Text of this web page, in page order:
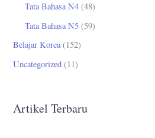
Tata Bahasa N4 (48)
Tata Bahasa N5 (59)
Belajar Korea(152)
Uncategorized (11)
Artikel Terbaru